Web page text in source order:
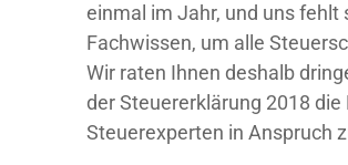
einmal im Jahr, und uns fehlt
Fachwissen, um alle
Wir raten Ihnen deshalb
der Steuererklärung 2018 die
Steuerexperten in Anspruch